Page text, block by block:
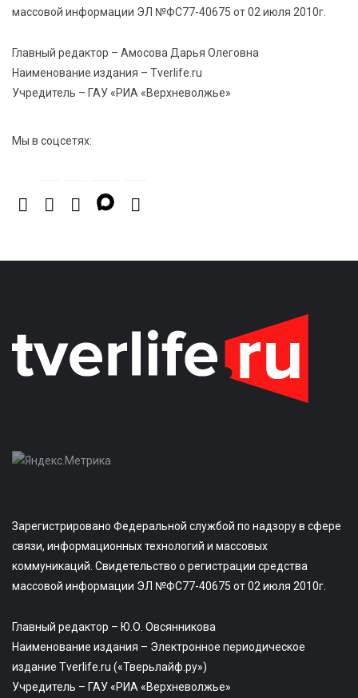
Полиция устанавливает обстоятельства гибели
мотоциклиста в Твери
массовой информации ЭЛ №ФС77-40675 от 02 июля 2010г.
Главный редактор – Амосова Дарья Олеговна
Наименование издания – Tverlife.ru
Учредитель – ГАУ «РИА «Верхневолжье»
Мы в соцсетях:
Зарегистрировано Федеральной службой по надзору в сфере
связи, информационных технологий и массовых
коммуникаций. Свидетельство о регистрации средства
массовой информации ЭЛ №ФС77-40675 от 02 июля 2010г.
Главный редактор – Ю.О. Овсянникова
Наименование издания – Электронное периодическое
издание Tverlife.ru («Тверьлайф.ру»)
Учредитель – ГАУ «РИА «Верхневолжье»